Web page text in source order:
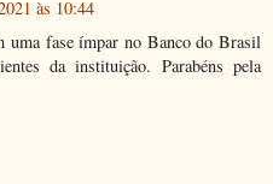
às 10:44
uma fase ímpar no Banco do Brasil
da instituição. Parabéns pela